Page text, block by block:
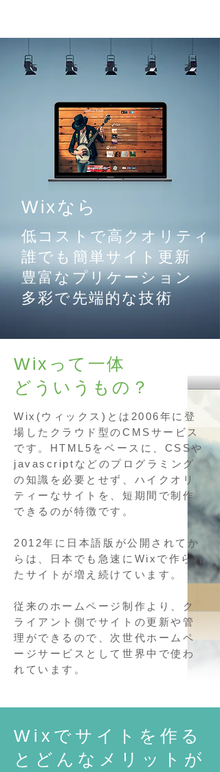
Wixなら
低コストで高クオリティ
誰でも簡単サイト更新
豊富なプリケーション
多彩で先端的な技術
Wixって一体
どういうもの？
Wix(ウィックス)とは2006年に登
場したクラウド型のCMSサービス
です。HTML5をベースに、CSSや
javascriptなどのプログラミング
の知識を必要とせず、ハイクオリ
ティーなサイトを、短期間で制作
できるのが特徴です。
2012年に日本語版が公開されてか
らは、日本でも急速にWixで作られ
たサイトが増え続けています。
従来のホームページ制作より、ク
ライアント側でサイトの更新や管
理ができるので、次世代ホームペ
ージサービスとして世界中で使わ
れています。
Wixでサイトを作る
とどんなメリットが